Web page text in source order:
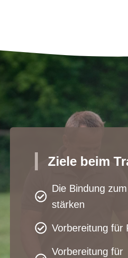
Ziele beim
Die Bindung
stärken
Vorbereitung für
Vorbereitung für